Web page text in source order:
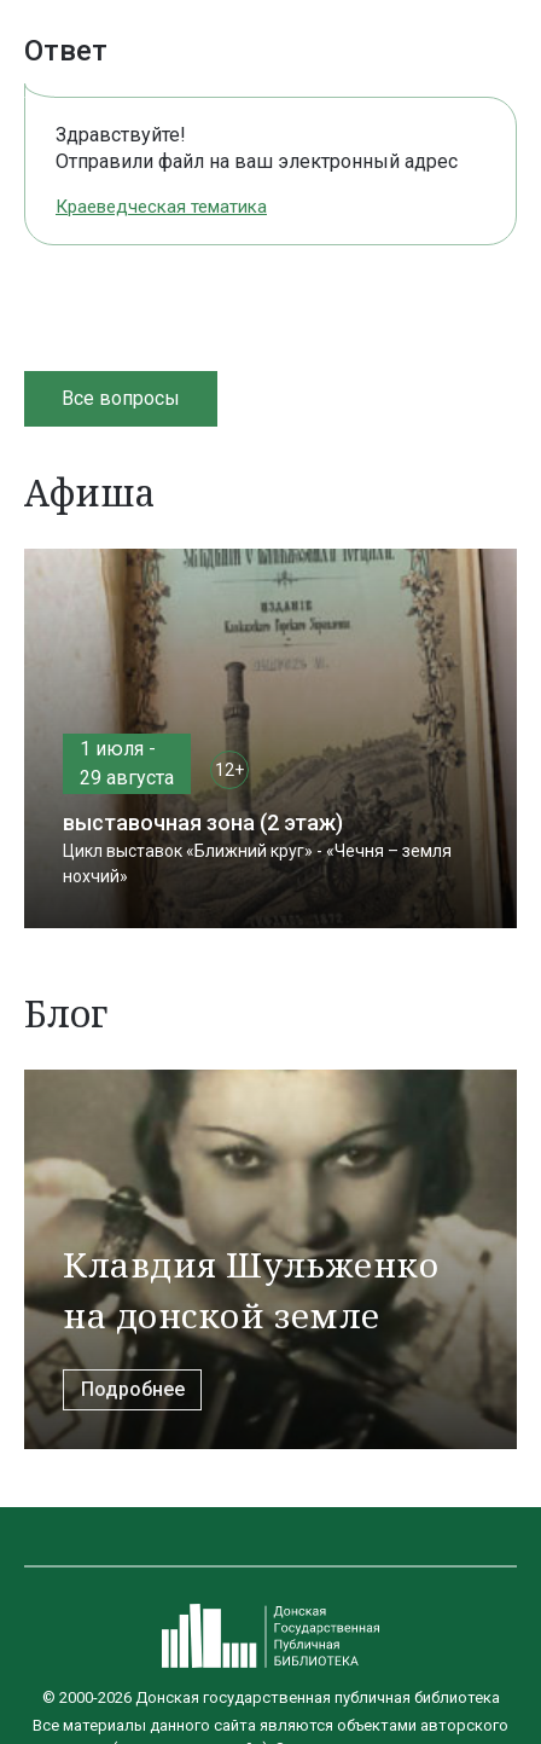
Ответ
Здравствуйте!
Отправили файл на ваш электронный адрес
Краеведческая тематика
Все вопросы
Афиша
1 июля -
29 августа
12+
выставочная зона (2 этаж)
Цикл выставок «Ближний круг» - «Чечня – земля
нохчий»
Блог
Клавдия Шульженко
на донской земле
Подробнее
© 2000-2026 Донская государственная публичная библиотека
Все материалы данного сайта являются объектами авторского